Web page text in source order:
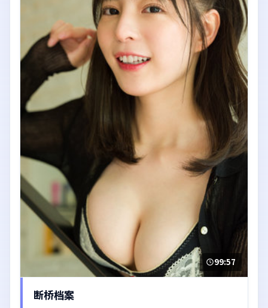
99:57
断桥档案